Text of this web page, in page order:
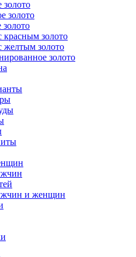
золото
золото
золото
красным золото
желтым золото
золото
и женщин